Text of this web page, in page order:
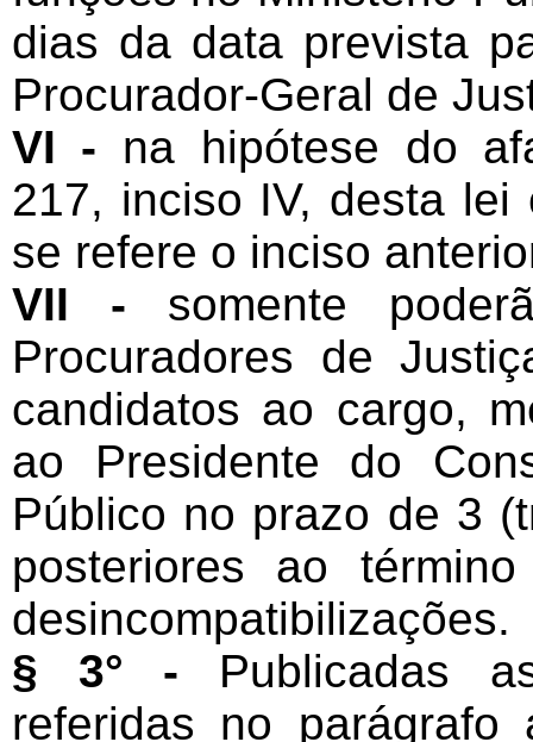
dias da data prevista
Procurador-Geral de
VI - na hipótese do
217, inciso IV, desta
se refere o inciso
VII - somente
Procuradores de
candidatos ao cargo,
ao Presidente do
Público no prazo de 3
posteriores ao
desincompatibilizações.
§ 3° - Publicadas
referidas no parágrafo